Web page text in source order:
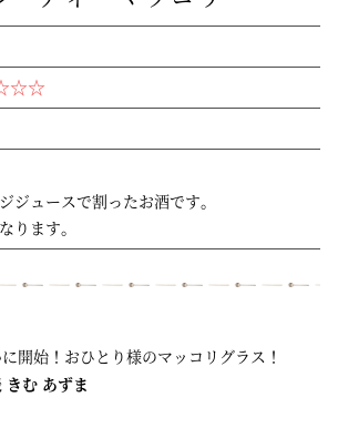
ジュースで割ったお酒です。
ります。
開始！おひとり様のマッコリグラス！
きむ あずま